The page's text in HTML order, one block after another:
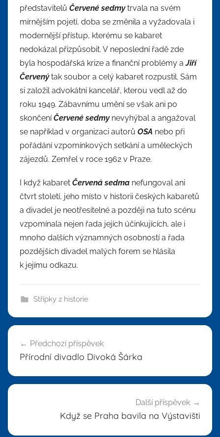
představitelů Červené sedmytrvala na svém
mírnějším pojetí, doba se změnila a vyžadovala i
modernější přístup, kterému se kabaret
nedokázal přizpůsobit. V neposlední řadě zde
byla hospodářská krize a finanční problémy aJiří
Červenýtak soubor a celý kabaret rozpustil. Sám
si založil advokátní kancelář, kterou vedl až do
roku 1949. Zábavnímu umění se však ani po
skončeníČervené sedmynevyhýbal a angažoval
se například v organizaci autorů OSA nebo při
pořádání vzpomínkových setkání a uměleckých
zájezdů. Zemřel v roce 1962 v Praze.
I když kabaret Červená sedma nefungoval ani
čtvrt století, jeho místo v historii českých kabaretů
a divadel je neotřesitelné a později na tuto scénu
vzpomínala nejen řada jejích účinkujících, ale i
mnoho dalších významných osobností a řada
pozdějších divadel malých forem se hlásila
k jejímu odkazu.
Střípky z historie
Navigace
pro
příspěvek
Předchozí příspěvek
Přírodní divadlo Divoká Šárka
Další příspěvek
Když se Praha bavila na Výstavišti